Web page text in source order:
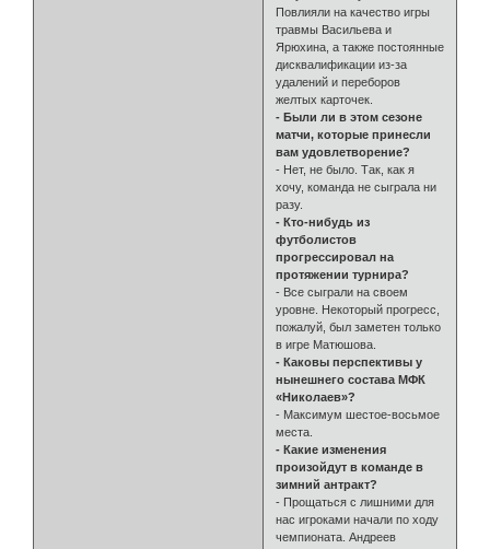
Повлияли на качество игры
травмы Васильева и
Ярюхина, а также постоянные
дисквалификации из-за
удалений и переборов
желтых карточек.
- Были ли в этом сезоне
матчи, которые принесли
вам удовлетворение?
- Нет, не было. Так, как я
хочу, команда не сыграла ни
разу.
- Кто-нибудь из
футболистов
прогрессировал на
протяжении турнира?
- Все сыграли на своем
уровне. Некоторый прогресс,
пожалуй, был заметен только
в игре Матюшова.
- Каковы перспективы у
нынешнего состава МФК
«Николаев»?
- Максимум шестое-восьмое
места.
- Какие изменения
произойдут в команде в
зимний антракт?
- Прощаться с лишними для
нас игроками начали по ходу
чемпионата. Андреев